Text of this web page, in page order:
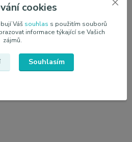
úpravy
drobné škrábance mizí samovolně
jemné škrábance, které už na displeji
cookies
Váš souhlas s použitím souborů
informace týkající se Vašich
zájmů.
Souhlasím